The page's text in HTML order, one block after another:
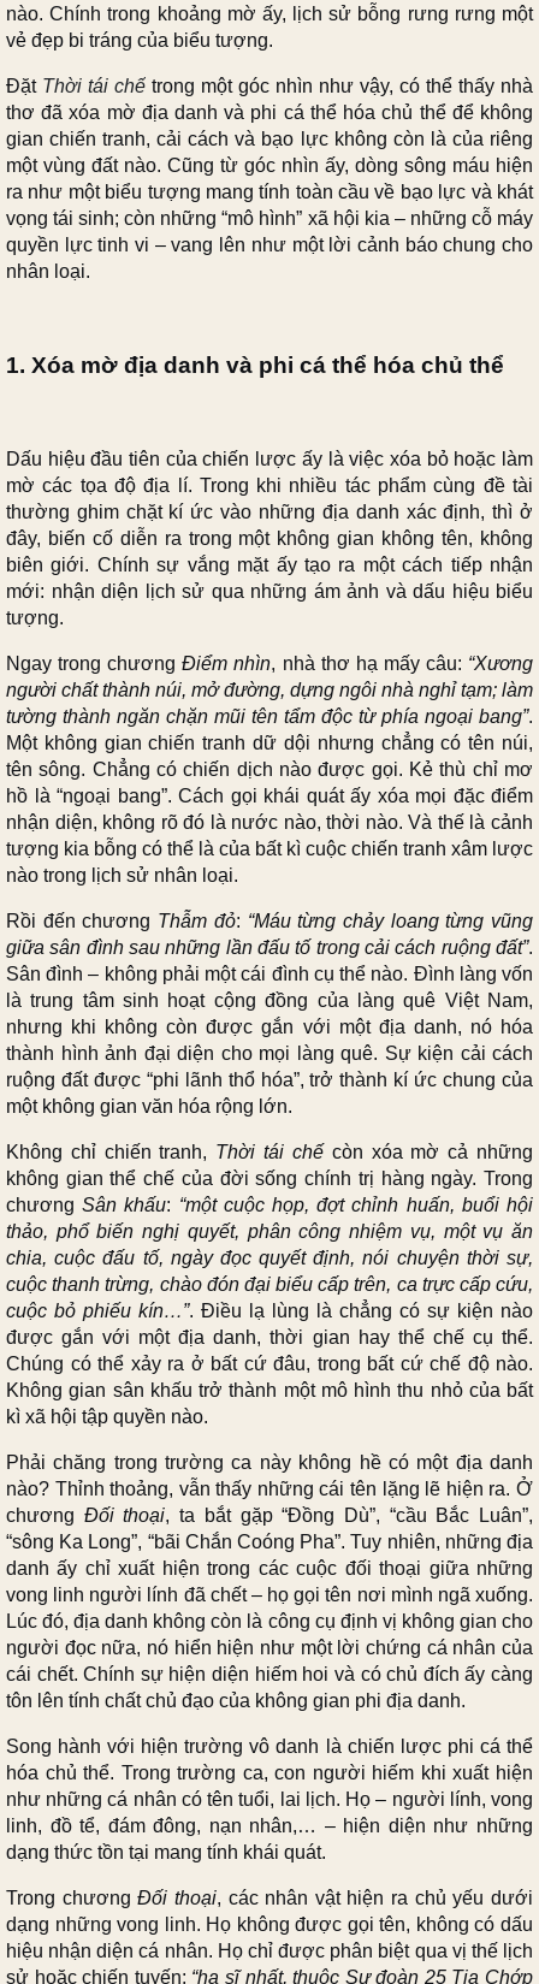
nào. Chính trong khoảng mờ ấy, lịch sử bỗng rưng rưng một
vẻ đẹp bi tráng của biểu tượng.
Đặt Thời tái chế trong một góc nhìn như vậy, có thể thấy nhà
thơ đã xóa mờ địa danh và phi cá thể hóa chủ thể để không
gian chiến tranh, cải cách và bạo lực không còn là của riêng
một vùng đất nào. Cũng từ góc nhìn ấy, dòng sông máu hiện
ra như một biểu tượng mang tính toàn cầu về bạo lực và khát
vọng tái sinh; còn những “mô hình” xã hội kia – những cỗ máy
quyền lực tinh vi – vang lên như một lời cảnh báo chung cho
nhân loại.
1. Xóa mờ địa danh và phi cá thể hóa chủ thể
Dấu hiệu đầu tiên của chiến lược ấy là việc xóa bỏ hoặc làm
mờ các tọa độ địa lí. Trong khi nhiều tác phẩm cùng đề tài
thường ghim chặt kí ức vào những địa danh xác định, thì ở
đây, biến cố diễn ra trong một không gian không tên, không
biên giới. Chính sự vắng mặt ấy tạo ra một cách tiếp nhận
mới: nhận diện lịch sử qua những ám ảnh và dấu hiệu biểu
tượng.
Ngay trong chươngĐiểm nhìn, nhà thơ hạ mấy câu: “Xương
người chất thành núi, mở đường, dựng ngôi nhà nghỉ tạm; làm
tường thành ngăn chặn mũi tên tẩm độc từ phía ngoại bang”.
Một không gian chiến tranh dữ dội nhưng chẳng có tên núi,
tên sông. Chẳng có chiến dịch nào được gọi. Kẻ thù chỉ mơ
hồ là “ngoại bang”. Cách gọi khái quát ấy xóa mọi đặc điểm
nhận diện, không rõ đó là nước nào, thời nào. Và thế là cảnh
tượng kia bỗng có thể là của bất kì cuộc chiến tranh xâm lược
nào trong lịch sử nhân loại.
Rồi đến chương Thẫm đỏ: “Máu từng chảy loang từng vũng
giữa sân đình sau những lần đấu tố trong cải cách ruộng đất”.
Sân đình – không phải một cái đình cụ thể nào. Đình làng vốn
là trung tâm sinh hoạt cộng đồng của làng quê Việt Nam,
nhưng khi không còn được gắn với một địa danh, nó hóa
thành hình ảnh đại diện cho mọi làng quê. Sự kiện cải cách
ruộng đất được “phi lãnh thổ hóa”, trở thành kí ức chung của
một không gian văn hóa rộng lớn.
Không chỉ chiến tranh, Thời tái chếcòn xóa mờ cả những
không gian thể chế của đời sống chính trị hàng ngày. Trong
chươngSân khấu: “một cuộc họp, đợt chỉnh huấn, buổi hội
thảo, phổ biến nghị quyết, phân công nhiệm vụ, một vụ ăn
chia, cuộc đấu tố, ngày đọc quyết định, nói chuyện thời sự,
cuộc thanh trừng, chào đón đại biểu cấp trên, ca trực cấp cứu,
cuộc bỏ phiếu kín…”. Điều lạ lùng là chẳng có sự kiện nào
được gắn với một địa danh, thời gian hay thể chế cụ thể.
Chúng có thể xảy ra ở bất cứ đâu, trong bất cứ chế độ nào.
Không gian sân khấu trở thành một mô hình thu nhỏ của bất
kì xã hội tập quyền nào.
Phải chăng trong trường ca này không hề có một địa danh
nào? Thỉnh thoảng, vẫn thấy những cái tên lặng lẽ hiện ra. Ở
chương Đối thoại, ta bắt gặp “Đồng Dù”, “cầu Bắc Luân”,
“sông Ka Long”, “bãi Chắn Coóng Pha”. Tuy nhiên, những địa
danh ấy chỉ xuất hiện trong các cuộc đối thoại giữa những
vong linh người lính đã chết – họ gọi tên nơi mình ngã xuống.
Lúc đó, địa danh không còn là công cụ định vị không gian cho
người đọc nữa, nó hiển hiện như một lời chứng cá nhân của
cái chết. Chính sự hiện diện hiếm hoi và có chủ đích ấy càng
tôn lên tính chất chủ đạo của không gian phi địa danh.
Song hành với hiện trường vô danh là chiến lược phi cá thể
hóa chủ thể. Trong trường ca, con người hiếm khi xuất hiện
như những cá nhân có tên tuổi, lai lịch. Họ – người lính, vong
linh, đồ tể, đám đông, nạn nhân,… – hiện diện như những
dạng thức tồn tại mang tính khái quát.
Trong chươngĐối thoại, các nhân vật hiện ra chủ yếu dưới
dạng những vong linh. Họ không được gọi tên, không có dấu
hiệu nhận diện cá nhân. Họ chỉ được phân biệt qua vị thế lịch
sử hoặc chiến tuyến: “hạ sĩ nhất, thuộc Sư đoàn 25 Tia Chớp